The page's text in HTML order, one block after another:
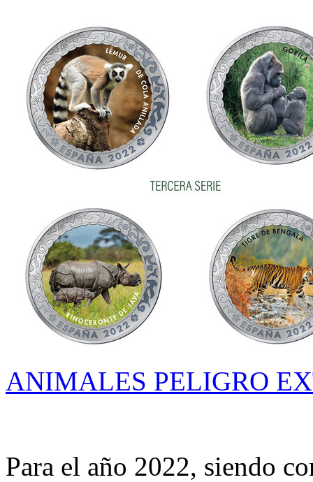
ANIMALES PELIGRO
Para el año 2022, siendo